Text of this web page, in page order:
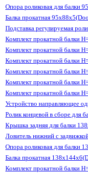
Опора роликовая для балки
Балка прокатная
Подставка регулируемая
Комплект прокатной балки
Комплект прокатной балки
Комплект прокатной балки
Комплект прокатной балки
Комплект прокатной балки
Комплект прокатной балки
Устройство направляющее
Ролик концевой в сборе для
Крышка задняя для балки
Ловитель нижний с
Опора роликовая для балки
Балка прокатная
Комплект прокатной балки